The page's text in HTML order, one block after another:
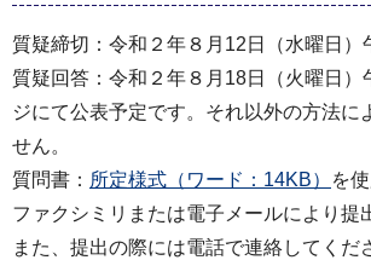
質疑締切：令和２年８月12日（水曜日）
質疑回答：令和２年８月18日（火曜日）
ジにて公表予定です。それ以外の方法に
せん。
質問書： 所定様式（ワード：14KB）
を
ファクシミリまたは電子メールにより提
また、提出の際には電話で連絡してくだ